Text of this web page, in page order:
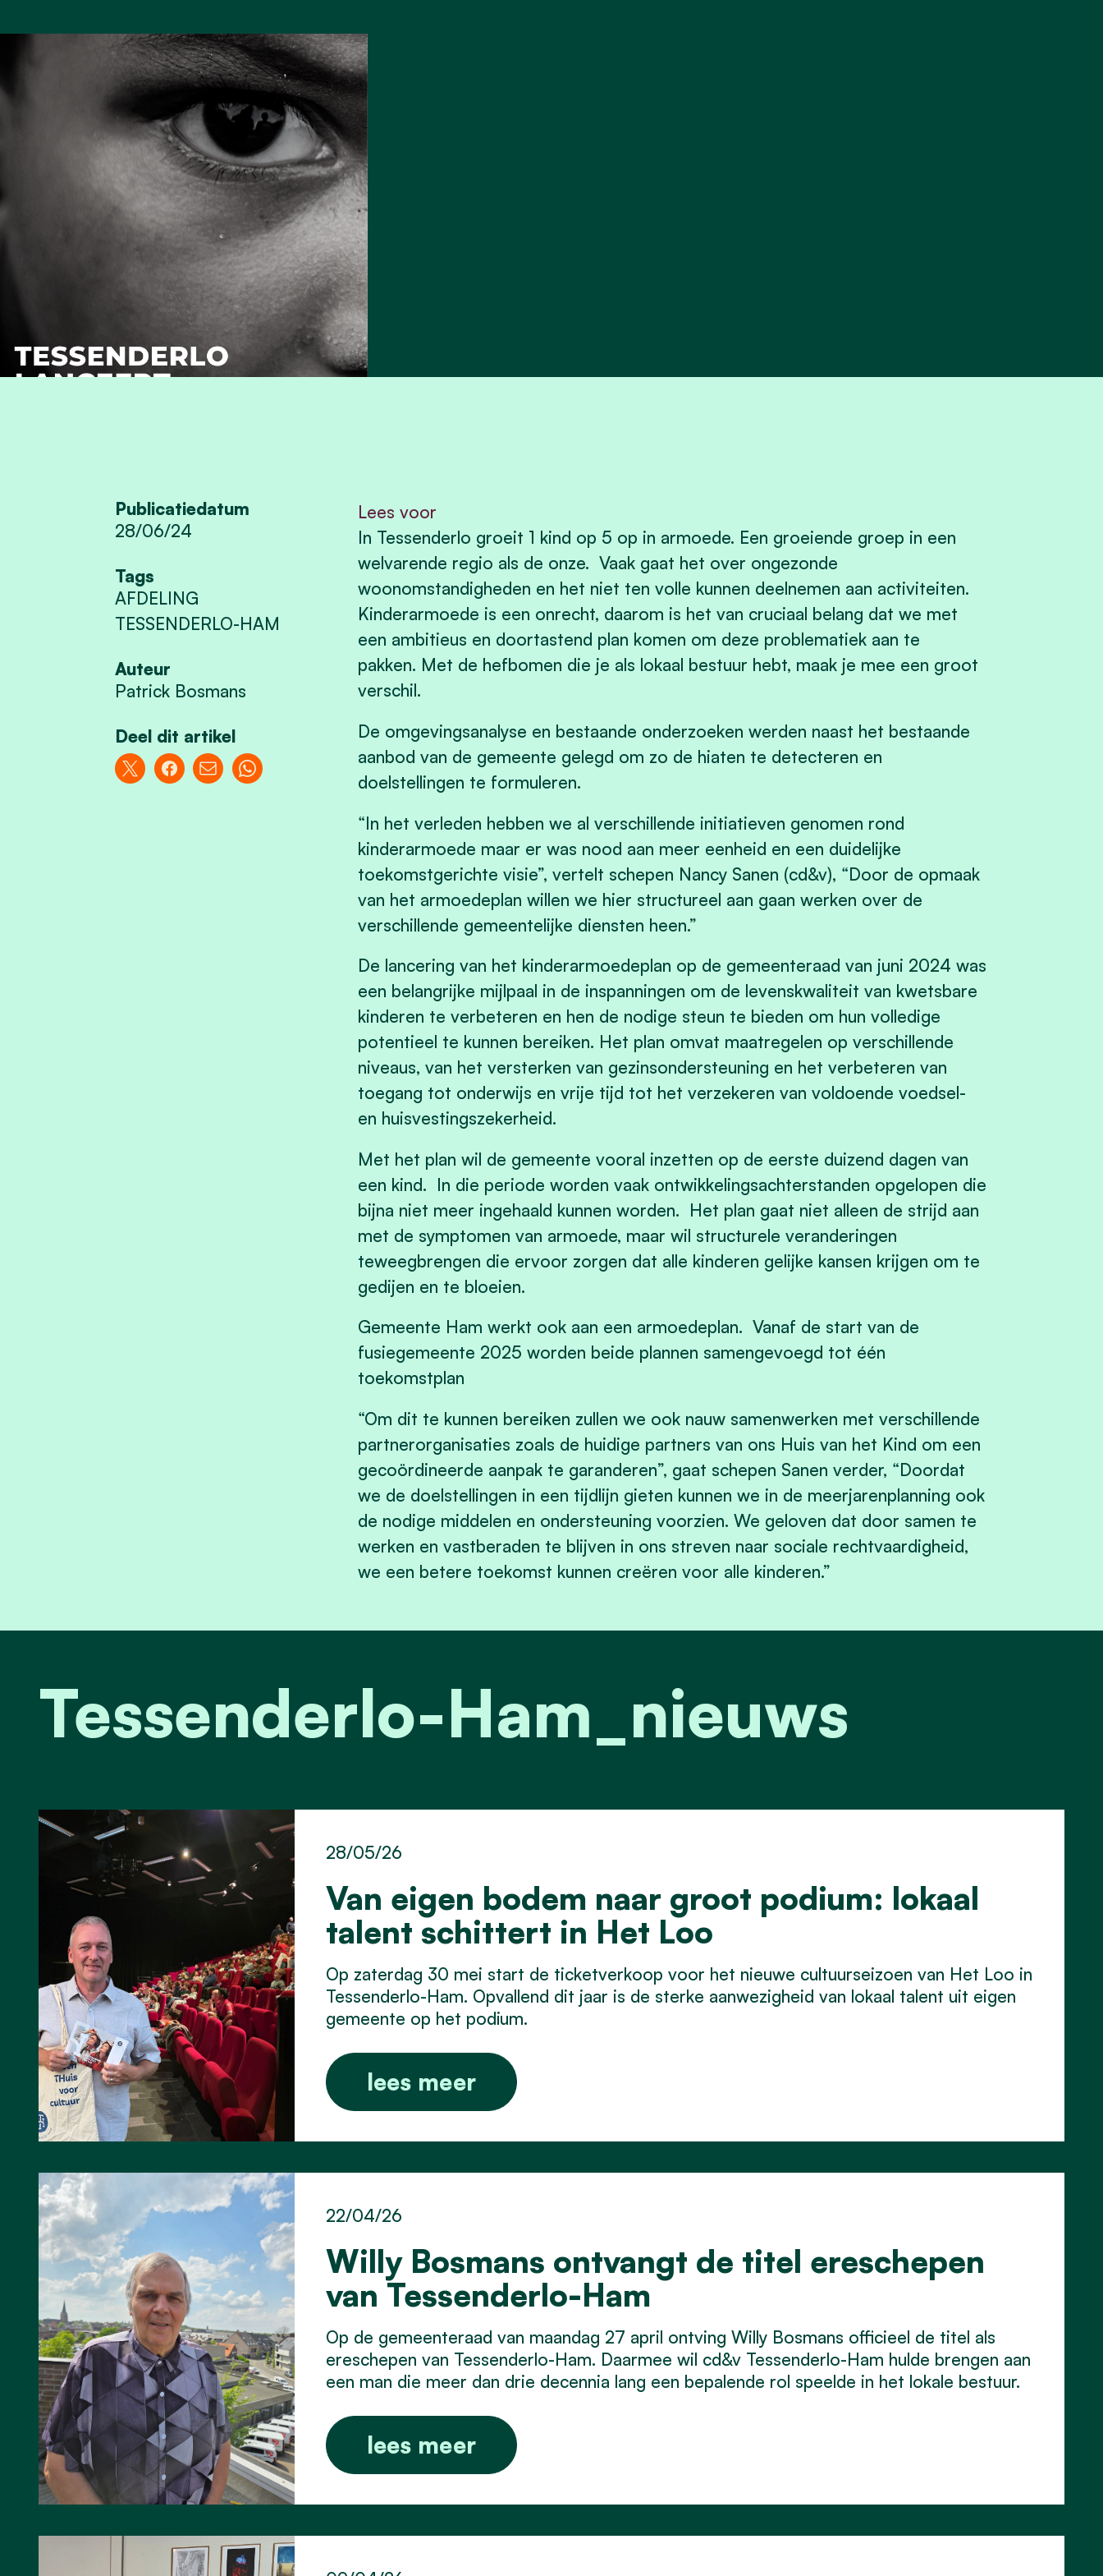
Publicatiedatum
28/06/24
Tags
AFDELING
TESSENDERLO-HAM
Auteur
Patrick Bosmans
Deel dit artikel
Lees voor
In Tessenderlo groeit 1 kind op 5 op in armoede. Een groeiende groep in een
welvarende regio als de onze. Vaak gaat het over ongezonde
woonomstandigheden en het niet ten volle kunnen deelnemen aan activiteiten.
Kinderarmoede is een onrecht, daarom is het van cruciaal belang dat we met
een ambitieus en doortastend plan komen om deze problematiek aan te
pakken. Met de hefbomen die je als lokaal bestuur hebt, maak je mee een groot
verschil.
De omgevingsanalyse en bestaande onderzoeken werden naast het bestaande
aanbod van de gemeente gelegd om zo de hiaten te detecteren en
doelstellingen te formuleren.
“In het verleden hebben we al verschillende initiatieven genomen rond
kinderarmoede maar er was nood aan meer eenheid en een duidelijke
toekomstgerichte visie”, vertelt schepen Nancy Sanen (cd&v), “Door de opmaak
van het armoedeplan willen we hier structureel aan gaan werken over de
verschillende gemeentelijke diensten heen.”
De lancering van het kinderarmoedeplan op de gemeenteraad van juni 2024 was
een belangrijke mijlpaal in de inspanningen om de levenskwaliteit van kwetsbare
kinderen te verbeteren en hen de nodige steun te bieden om hun volledige
potentieel te kunnen bereiken. Het plan omvat maatregelen op verschillende
niveaus, van het versterken van gezinsondersteuning en het verbeteren van
toegang tot onderwijs en vrije tijd tot het verzekeren van voldoende voedsel-
en huisvestingszekerheid.
Met het plan wil de gemeente vooral inzetten op de eerste duizend dagen van
een kind. In die periode worden vaak ontwikkelingsachterstanden opgelopen die
bijna niet meer ingehaald kunnen worden. Het plan gaat niet alleen de strijd aan
met de symptomen van armoede, maar wil structurele veranderingen
teweegbrengen die ervoor zorgen dat alle kinderen gelijke kansen krijgen om te
gedijen en te bloeien.
Gemeente Ham werkt ook aan een armoedeplan. Vanaf de start van de
fusiegemeente 2025 worden beide plannen samengevoegd tot één
toekomstplan
“Om dit te kunnen bereiken zullen we ook nauw samenwerken met verschillende
partnerorganisaties zoals de huidige partners van ons Huis van het Kind om een
gecoördineerde aanpak te garanderen”, gaat schepen Sanen verder, “Doordat
we de doelstellingen in een tijdlijn gieten kunnen we in de meerjarenplanning ook
de nodige middelen en ondersteuning voorzien. We geloven dat door samen te
werken en vastberaden te blijven in ons streven naar sociale rechtvaardigheid,
we een betere toekomst kunnen creëren voor alle kinderen.”
Tessenderlo-Ham_nieuws
Van eigen bodem naar groot podium: lokaal
talent schittert in Het Loo
28/05/26
Op zaterdag 30 mei start de ticketverkoop voor het nieuwe cultuurseizoen van Het Loo in
Tessenderlo-Ham. Opvallend dit jaar is de sterke aanwezigheid van lokaal talent uit eigen
gemeente op het podium.
lees meer
Willy Bosmans ontvangt de titel ereschepen
van Tessenderlo-Ham
22/04/26
Op de gemeenteraad van maandag 27 april ontving Willy Bosmans officieel de titel als
ereschepen van Tessenderlo-Ham. Daarmee wil cd&v Tessenderlo-Ham hulde brengen aan
een man die meer dan drie decennia lang een bepalende rol speelde in het lokale bestuur.
lees meer